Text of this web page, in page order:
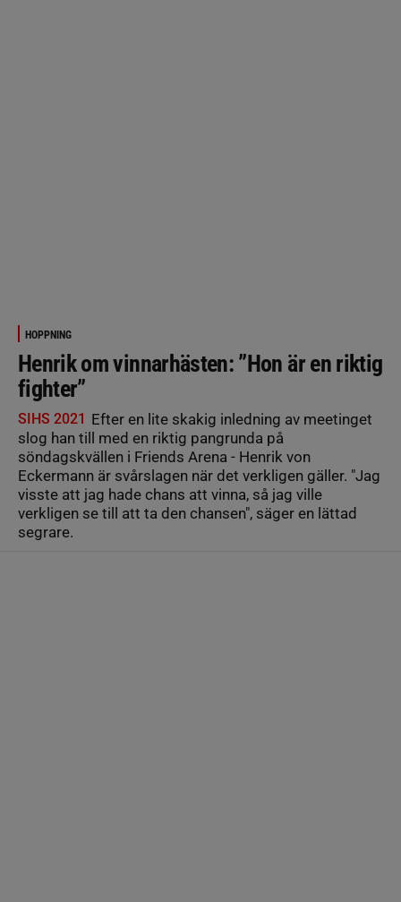
HOPPNING
Henrik om vinnarhästen: ”Hon är en riktig
fighter”
SIHS 2021 Efter en lite skakig inledning av meetinget
slog han till med en riktig pangrunda på
söndagskvällen i Friends Arena - Henrik von
Eckermann är svårslagen när det verkligen gäller. "Jag
visste att jag hade chans att vinna, så jag ville
verkligen se till att ta den chansen", säger en lättad
segrare.